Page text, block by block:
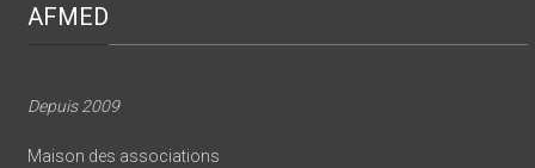
AFMED
Depuis 2009
Maison des associations